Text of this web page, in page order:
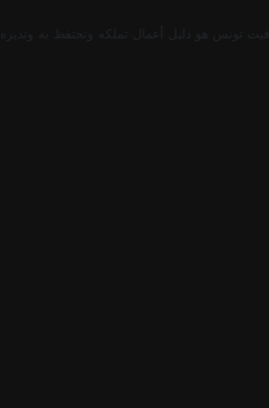
تونس هو دليل أعمال تملكه وتحتفظ به وتديره